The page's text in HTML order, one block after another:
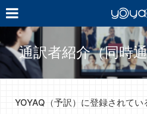
YOYAQ
訳）
通訳者紹介（同時
YOYAQ（予訳）に登録されて